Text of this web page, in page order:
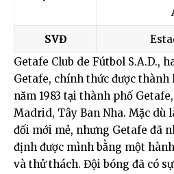
SVĐ
Getafe Club de Fútbol S.A.D.,
Getafe, chính thức được thành
năm 1983 tại thành phố
Madrid, Tây Ban Nha. Mặc dù
đối mới mẻ, nhưng Getafe đã
định được mình bằng một
và thử thách. Đội bóng đã có